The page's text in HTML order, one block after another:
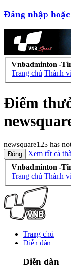
Đăng nhập
Vnbadminton -
Trang chủ Thành
Điểm
newsquare123 has
Xem tất cả
Vnbadminton -
Trang chủ Thành
Trang chủ
Diễn đàn
Diễn đàn